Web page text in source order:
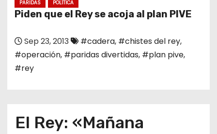
PARIDAS POLÍTICA
Piden que el Rey se acoja al plan PIVE
Sep 23, 2013 #cadera, #chistes del rey,
#operación, #paridas divertidas, #plan pive,
#rey
El Rey: «Mañana